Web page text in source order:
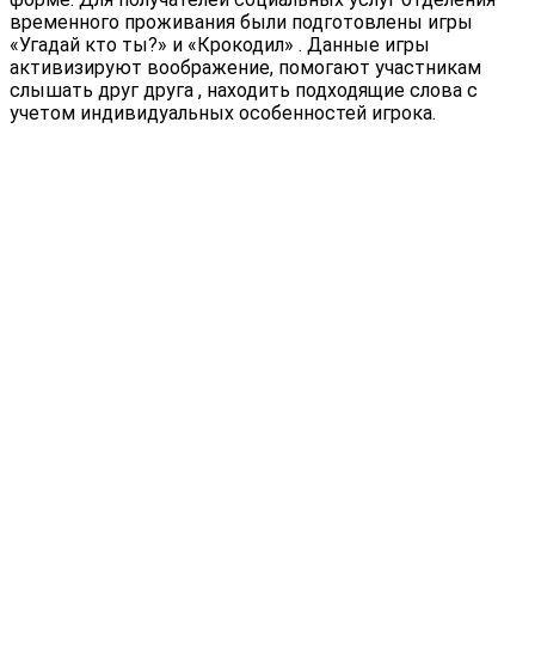
временного проживания были подготовлены игры
«Угадай кто ты?» и «Крокодил» . Данные игры
активизируют воображение, помогают участникам
слышать друг друга , находить подходящие слова с
учетом индивидуальных особенностей игрока.